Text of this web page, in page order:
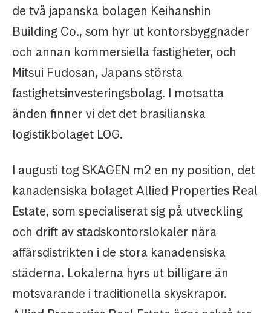
de två japanska bolagen Keihanshin
Building Co., som hyr ut kontorsbyggnader
och annan kommersiella fastigheter, och
Mitsui Fudosan, Japans största
fastighetsinvesteringsbolag. I motsatta
änden finner vi det det brasilianska
logistikbolaget LOG.
I augusti tog SKAGEN m2 en ny position, det
kanadensiska bolaget Allied Properties Real
Estate, som specialiserat sig på utveckling
och drift av stadskontorslokaler nära
affärsdistrikten i de stora kanadensiska
städerna. Lokalerna hyrs ut billigare än
motsvarande i traditionella skyskrapor.